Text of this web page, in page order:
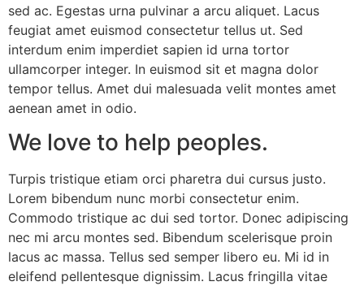
sed ac. Egestas urna pulvinar a arcu aliquet. Lacus
feugiat amet euismod consectetur tellus ut. Sed
interdum enim imperdiet sapien id urna tortor
ullamcorper integer. In euismod sit et magna dolor
tempor tellus. Amet dui malesuada velit montes amet
aenean amet in odio.
We love to help peoples.
Turpis tristique etiam orci pharetra dui cursus justo.
Lorem bibendum nunc morbi consectetur enim.
Commodo tristique ac dui sed tortor. Donec adipiscing
nec mi arcu montes sed. Bibendum scelerisque proin
lacus ac massa. Tellus sed semper libero eu. Mi id in
eleifend pellentesque dignissim. Lacus fringilla vitae